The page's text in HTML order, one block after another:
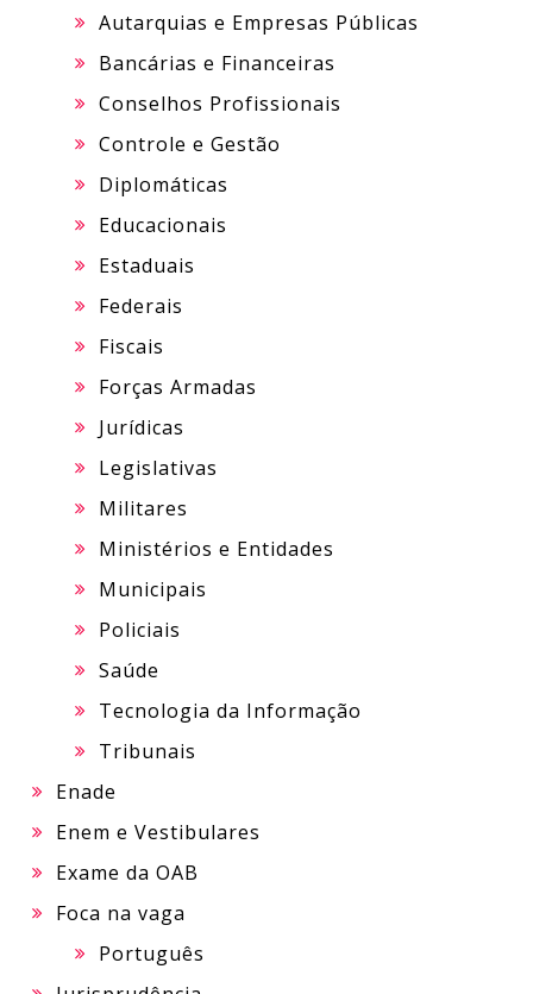
Autarquias e Empresas Públicas
Bancárias e Financeiras
Conselhos Profissionais
Controle e Gestão
Diplomáticas
Educacionais
Estaduais
Federais
Fiscais
Forças Armadas
Jurídicas
Legislativas
Militares
Ministérios e Entidades
Municipais
Policiais
Saúde
Tecnologia da Informação
Tribunais
Enade
Enem e Vestibulares
Exame da OAB
Foca na vaga
Português